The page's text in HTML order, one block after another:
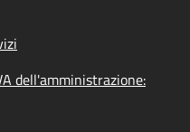
dell'amministrazione: